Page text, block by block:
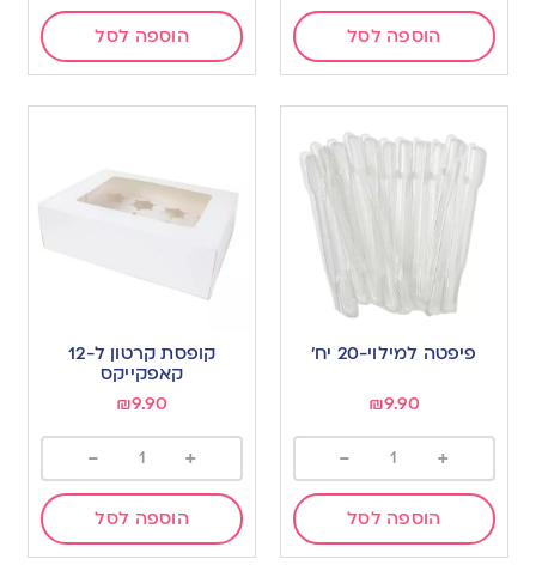
הוספה לסל הוספה לסל
פיפטה למילוי-20 יח’
₪9.90
+
-
הוספה לסל
קופסת קרטון ל-12
קאפקייקס
₪9.90
+
-
הוספה לסל